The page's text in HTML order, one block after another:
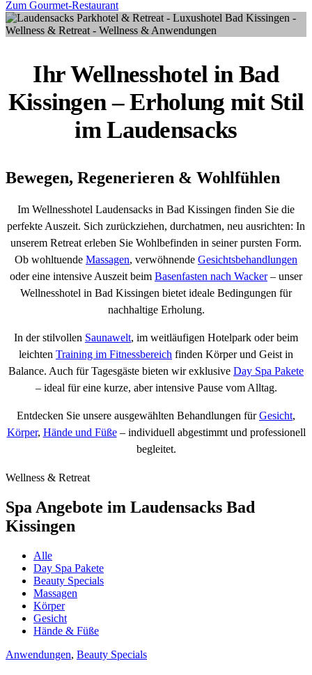
Zum Gourmet-Restaurant
Ihr Wellnesshotel in Bad
Kissingen – Erholung mit Stil
im Laudensacks
Bewegen, Regenerieren & Wohlfühlen
Im Wellnesshotel Laudensacks in Bad Kissingen finden Sie die
perfekte Auszeit. Sich zurückziehen, durchatmen, neu ausrichten: In
unserem Retreat erleben Sie Wohlbefinden in seiner pursten Form.
Ob wohltuende Massagen, verwöhnende Gesichtsbehandlungen
oder eine intensive Auszeit beim Basenfasten nach Wacker– unser
Wellnesshotel in Bad Kissingen bietet ideale Bedingungen für
nachhaltige Erholung.
In der stilvollen Saunawelt, im weitläufigen Hotelpark oder beim
leichten Training im Fitnessbereich finden Körper und Geist in
Balance. Auch für Tagesgäste bieten wir exklusive Day Spa Pakete
– ideal für eine kurze, aber intensive Pause vom Alltag.
Entdecken Sie unsere ausgewählten Behandlungen fürGesicht,
Körper, Hände und Füße– individuell abgestimmt und professionell
begleitet.
Wellness & Retreat
Spa Angebote im Laudensacks Bad
Kissingen
Alle
Day Spa Pakete
Beauty Specials
Massagen
Körper
Gesicht
Hände & Füße
Anwendungen, Beauty Specials